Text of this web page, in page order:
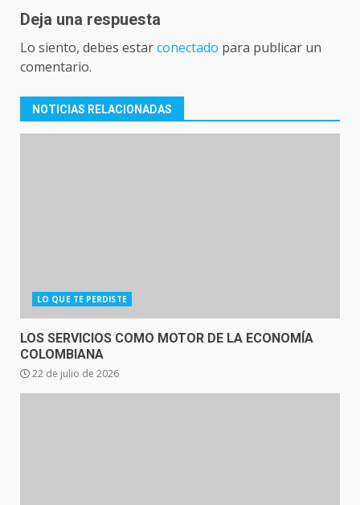
Deja una respuesta
Lo siento, debes estarconectado para publicar un
comentario.
NOTICIAS RELACIONADAS
LO QUE TE PERDISTE
LOS SERVICIOS COMO MOTOR DE LA ECONOMÍA
COLOMBIANA
22 de julio de 2026